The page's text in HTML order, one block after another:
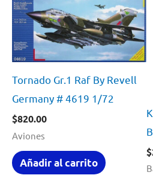
Tornado Gr.1 Raf By Revell
Germany # 4619 1/72
$820.00
Aviones
Añadir al carrito
$